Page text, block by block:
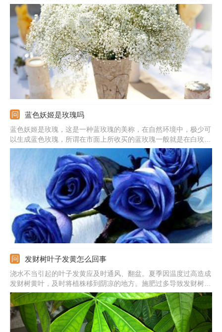
我在思念你，你是清纯的，我是真心喜欢你的，拥有你我很喜悦。
蓝色妖姬是玫瑰吗
蓝色妖姬是玫瑰，这是一种蓝玫瑰的美称，在自然环境中，极少可
以生成蓝色玫瑰，所谓在市面上所收买的蓝玫瑰一般就是在白玫瑰
成长初期，还未长成成熟花朵品种的时候，人工加上不易掉色的蓝
色染色剂染制而成。
发财树叶子发黄怎么回事
浇水不当引起的叶子发黄应及时通风、翻盆。夏季因温度过高造成
发财树黄叶，及时将植株移到阴凉的地方。施肥过多导致发财树根
部腐烂，将植株脱盆，清理腐烂的部分，换上新土，重新栽种。